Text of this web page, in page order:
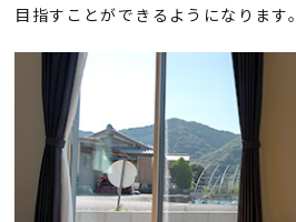
目指すことができるようになります。